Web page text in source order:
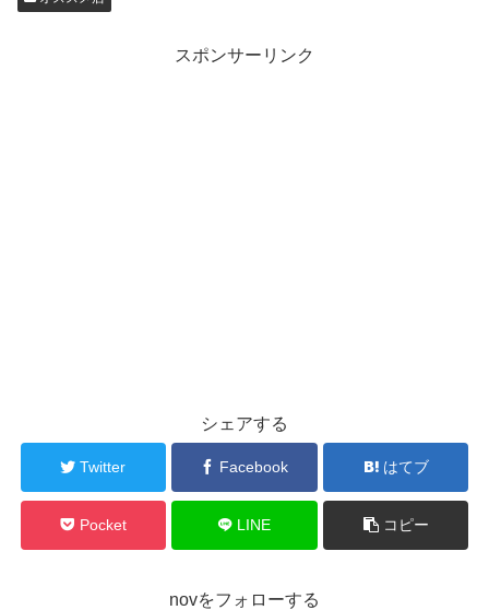
スポンサーリンク
シェアする
Twitter Facebook はてブ
Pocket LINE コピー
novをフォローする